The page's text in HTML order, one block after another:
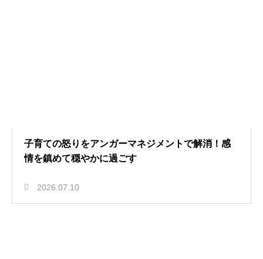
子育ての怒りをアンガーマネジメントで解消！感
情を鎮めて穏やかに過ごす
2026.07.10